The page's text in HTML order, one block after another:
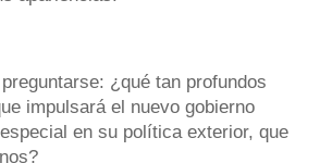
¿qué tan profundos
impulsará el nuevo gobierno
en su política exterior, que